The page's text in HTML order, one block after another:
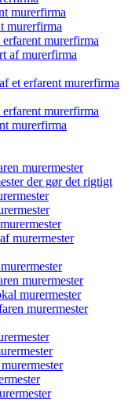
murerfirma
murerfirma
murerfirma
af murerfirma
et erfarent murerfirma
murerfirma
murerfirma
murermester
der gør det rigtigt
murermester
murermester
murermester
murermester